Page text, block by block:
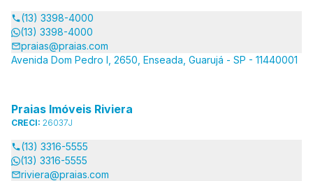
(13) 3398-4000
(13) 3398-4000
praias@praias.com
Avenida Dom Pedro I, 2650, Enseada, Guarujá - SP - 11440001
Praias Imóveis Riviera
CRECI: 26037J
(13) 3316-5555
(13) 3316-5555
riviera@praias.com